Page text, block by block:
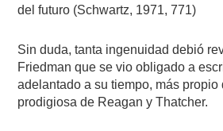
del futuro (Schwartz, 1971, 771)
Sin duda, tanta ingenuidad debió
Friedman que se vio obligado a
adelantado a su tiempo, más propio
prodigiosa de Reagan y Thatcher.